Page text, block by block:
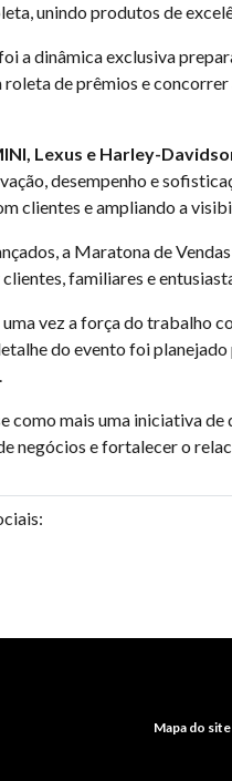
unindo produtos de
a dinâmica exclusiva
de prêmios e
Lexus e Harley-
desempenho e
clientes e ampliando a
a Maratona de
familiares e
vez a força do trabalho
do evento foi
como mais uma iniciativa
negócios e fortalecer o
Mapa do site